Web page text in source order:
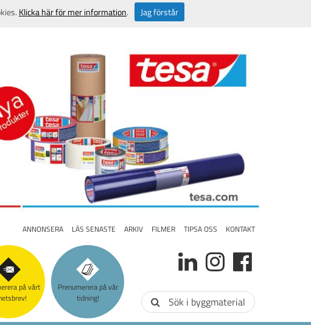
ANNONSERA LÄS SENASTE ARKIV FILMER TIPSA OSS KONTAKT
på vårt
Prenumerera på vår
tidning!
Sök i byggmaterial
Klicka här för mer information. Jag förstår